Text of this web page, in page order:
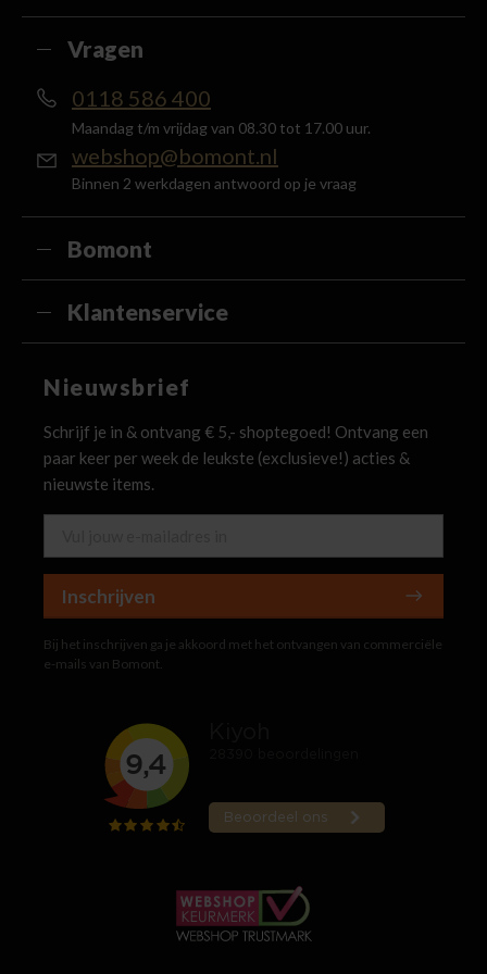
Vragen
0118 586 400
Maandag t/m vrijdag van 08.30 tot 17.00 uur.
webshop@bomont.nl
Binnen 2 werkdagen antwoord op je vraag
Bomont
Klantenservice
Nieuwsbrief
Schrijf je in & ontvang € 5,- shoptegoed! Ontvang een
paar keer per week de leukste (exclusieve!) acties &
nieuwste items.
Inschrijven
Bij het inschrijven ga je akkoord met het ontvangen van commerciële
e-mails van Bomont.